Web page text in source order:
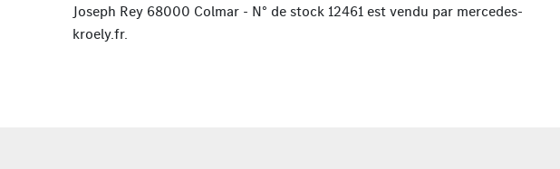
Joseph Rey 68000 Colmar - N° de stock 12461 est vendu par mercedes-
kroely.fr.